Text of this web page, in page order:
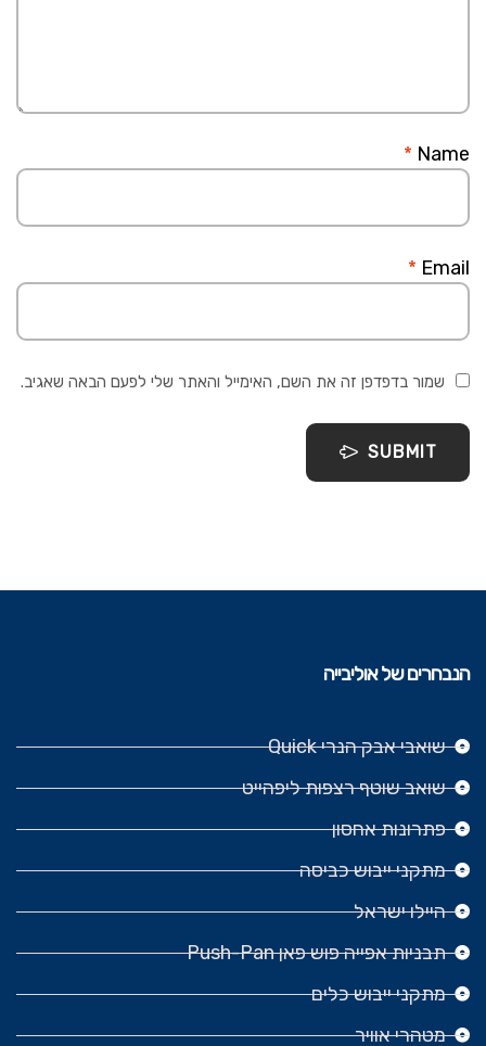
Name
*
Email
*
שמור בדפדפן זה את השם, האימייל והאתר שלי לפעם הבאה שאגיב.
SUBMIT
הנבחרים של אוליבייה
שואבי אבק הנרי Quick
שואב שוטף רצפות ליפהייט
פתרונות אחסון
מתקני ייבוש כביסה
היילו ישראל
תבניות אפייה פוש פאן Push-Pan
מתקני ייבוש כלים
מטהרי אוויר